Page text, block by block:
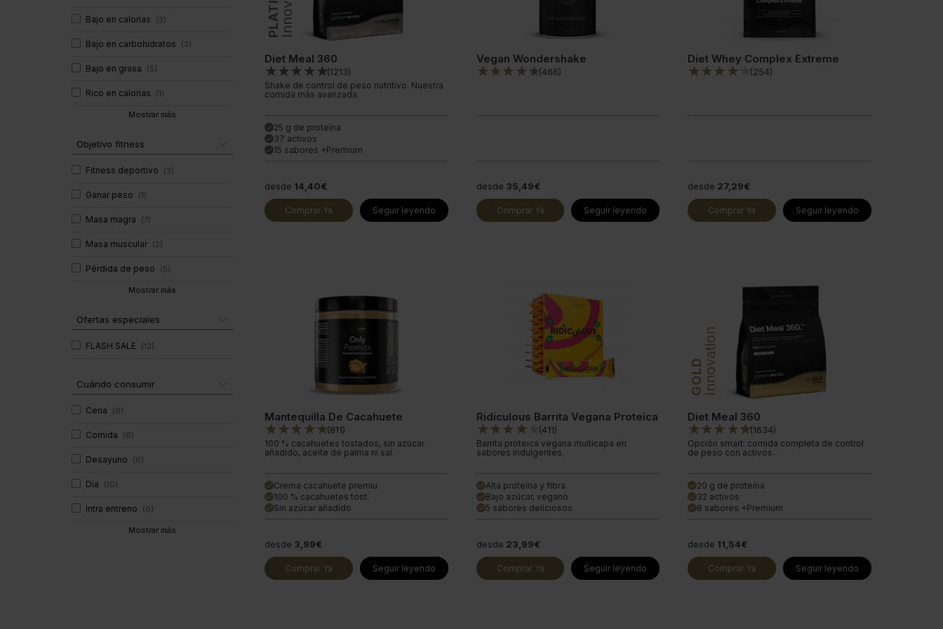
Bajo en calorías (3)
Bajo en carbohidratos (3)
Bajo en grasa (5)
Rico en calorías (1)
Mostrar más
Objetivo fitness
Fitness deportivo (3)
Ganar peso (1)
Masa magra (7)
Masa muscular (2)
Pérdida de peso (5)
Mostrar más
Ofertas especiales
FLASH SALE (12)
Cuándo consumir
Cena (6)
Comida (6)
Desayuno (6)
Día (10)
Intra entreno (6)
Mostrar más
Diet Meal 360
(1213)
Shake de control de peso nutritivo. Nuestra
comida más avanzada.
done 25 g de proteína
done 37 activos
done 15 sabores +Premium
desde 14,40€
Comprar Ya Seguir leyendo
Vegan Wondershake
(466)
desde 35,49€
Comprar Ya Seguir leyendo
Diet Whey Complex Extreme
(254)
desde 27,29€
Comprar Ya Seguir leyendo
Mantequilla De Cacahuete
(811)
100 % cacahuetes tostados, sin azúcar
añadido, aceite de palma ni sal.
done Crema cacahuete premiu
done 100 % cacahuetes tost.
done Sin azúcar añadido
desde 3,99€
Comprar Ya Seguir leyendo
Ridiculous Barrita Vegana Proteica
(411)
Barrita proteica vegana multicapa en
sabores indulgentes.
done Alta proteína y fibra
done Bajo azúcar, vegano
done 5 sabores deliciosos
desde 23,99€
Comprar Ya Seguir leyendo
GOLDInnovation
Diet Meal 360
(1634)
Opción smart: comida completa de control
de peso con activos.
done20 g de proteína
done32 activos
done8 sabores +Premium
desde 11,54€
Comprar Ya Seguir leyendo